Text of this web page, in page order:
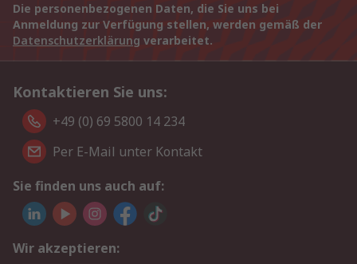
Die personenbezogenen Daten, die Sie uns bei
Anmeldung zur Verfügung stellen, werden gemäß der
Datenschutzerklärung verarbeitet.
Kontaktieren Sie uns:
+49 (0) 69 5800 14 234
Per E-Mail unter Kontakt
Sie finden uns auch auf:
Wir akzeptieren: